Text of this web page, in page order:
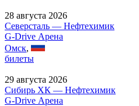
28 августа 2026
Северсталь — Нефтехимик
G-Drive Арена
Омск,
билеты
29 августа 2026
Сибирь ХК — Нефтехимик
G-Drive Арена